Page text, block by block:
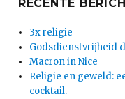
RECENTE
3x religie
Godsdienstvrijheid
Macron in Nice
Religie en geweld:
cocktail.